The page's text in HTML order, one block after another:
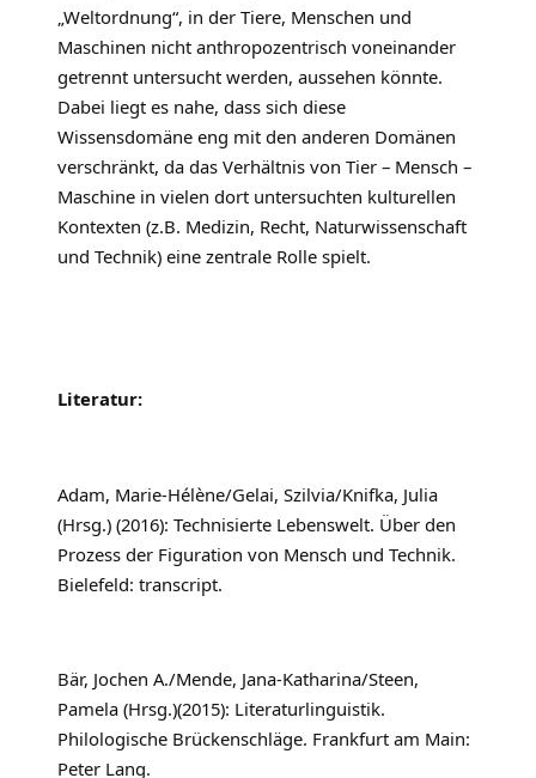
„Weltordnung“, in der Tiere, Menschen und
Maschinen nicht anthropozentrisch voneinander
getrennt untersucht werden, aussehen könnte.
Dabei liegt es nahe, dass sich diese
Wissensdomäne eng mit den anderen Domänen
verschränkt, da das Verhältnis von Tier – Mensch –
Maschine in vielen dort untersuchten kulturellen
Kontexten (z.B. Medizin, Recht, Naturwissenschaft
und Technik) eine zentrale Rolle spielt.
Literatur:
Adam, Marie-Hélène/Gelai, Szilvia/Knifka, Julia
(Hrsg.) (2016): Technisierte Lebenswelt. Über den
Prozess der Figuration von Mensch und Technik.
Bielefeld: transcript.
Bär, Jochen A./Mende, Jana-Katharina/Steen,
Pamela (Hrsg.)(2015): Literaturlinguistik.
Philologische Brückenschläge. Frankfurt am Main:
Peter Lang.